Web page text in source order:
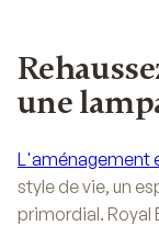
une
L'aménagement
style de vie, un
primordial. Royal